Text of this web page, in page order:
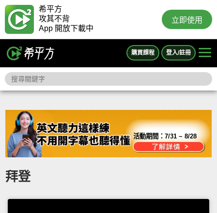
希平方
攻其不背
App 開放下載中
立即使用
購買課程 登入/註冊
活動期間：7/31 ~ 8/28
拜登